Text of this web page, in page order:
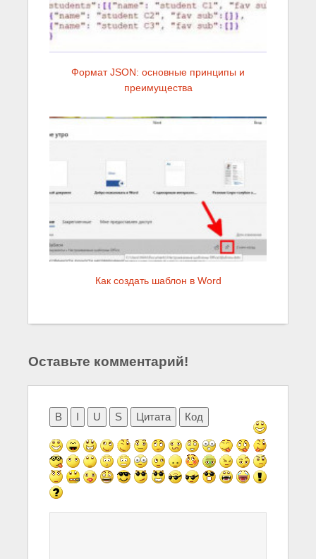
Формат JSON: основные принципы и
преимущества
Как создать шаблон в Word
Оставьте комментарий!
B I U S Цитата Код